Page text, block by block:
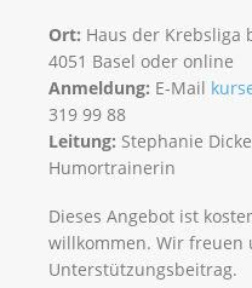
Ort: Haus der Krebsliga
4051 Basel oder online
Anmeldung: E-Mail
319 99 88
Leitung: Stephanie
Humortrainerin
Dieses Angebot ist
willkommen. Wir freuen
Unterstützungsbeitrag.